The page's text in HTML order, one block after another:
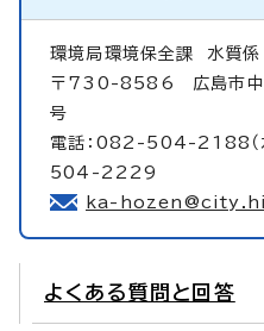
環境局環境保全課 水質係
〒730-8586 広島市中
号
電話：082-504-2188（
504-2229
ka-
よくある質問と回答